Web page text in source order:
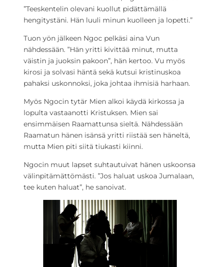
”Teeskentelin olevani kuollut pidättämällä
hengitystäni. Hän luuli minun kuolleen ja lopetti.”
Tuon yön jälkeen Ngoc pelkäsi aina Vun
nähdessään. ”Hän yritti kivittää minut, mutta
väistin ja juoksin pakoon”, hän kertoo. Vu myös
kirosi ja solvasi häntä sekä kutsui kristinuskoa
pahaksi uskonnoksi, joka johtaa ihmisiä harhaan.
Myös Ngocin tytär Mien alkoi käydä kirkossa ja
lopulta vastaanotti Kristuksen. Mien sai
ensimmäisen Raamattunsa sieltä. Nähdessään
Raamatun hänen isänsä yritti riistää sen häneltä,
mutta Mien piti siitä tiukasti kiinni.
Ngocin muut lapset suhtautuivat hänen uskoonsa
välinpitämättömästi. ”Jos haluat uskoa Jumalaan,
tee kuten haluat”, he sanoivat.